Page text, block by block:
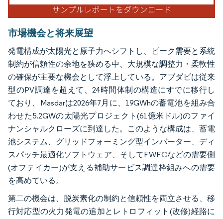
市場機会と将来展望
発電構成が太陽光と原子力へシフトし、ピーク需要と系統
制約が信頼性の余地を狭める中、大規模な調整力・柔軟性
の確保が主要な機会として浮上している。アブダビは従来
型のPV調達を超えて、24時間体制の構造にすでに移行し
ており、Masdarは2026年7月に、19GWhの蓄電池を組み合
わせた5.2GWの太陽光プロジェクト(61億米ドル)のファイ
ナンシャルクローズに到達した。このような構成は、蓄電
池システム、グリッドフォーミング型インバーター、ディ
スパッチ最適化ソフトウェア、そしてEWECなどの需要側
(オフテイカー)が支える補助サービス調達枠組みへの需要
を高めている。
第二の機会は、脱炭素化の制約と信頼性を両立させる、移
行対応型の火力発電の追加とレトロフィット(改修)経路に